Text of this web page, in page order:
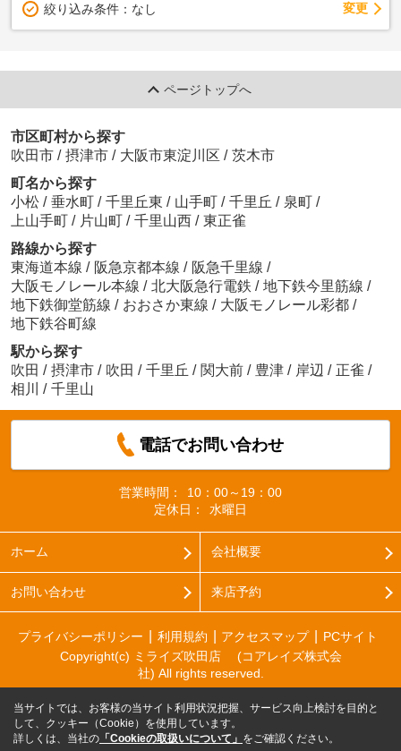
絞り込み条件： なし 変更
ページトップへ
市区町村から探す
吹田市 / 摂津市 / 大阪市東淀川区 / 茨木市
町名から探す
小松 / 垂水町 / 千里丘東 / 山手町 / 千里丘 / 泉町 /
上山手町 / 片山町 / 千里山西 / 東正雀
路線から探す
東海道本線 / 阪急京都本線 / 阪急千里線 /
大阪モノレール本線 / 北大阪急行電鉄 / 地下鉄今里筋線 /
地下鉄御堂筋線 / おおさか東線 / 大阪モノレール彩都 /
地下鉄谷町線
駅から探す
吹田 / 摂津市 / 吹田 / 千里丘 / 関大前 / 豊津 / 岸辺 / 正雀 /
相川
/ 千里山
電話でお問い合わせ
営業時間：
10：00～19：00
定休日：
水曜日
ホーム 会社概要
お問い合わせ 来店予約
プライバシーポリシー 利用規約 アクセスマップ
PCサイト
Copyright(c) ミライズ吹田店 (コアレイズ株式会
社) All rights reserved.
当サイトでは、お客様の当サイト利用状況把握、サービス向上検討を目的と
して、クッキー（Cookie）を使用しています。
詳しくは、当社の 「Cookieの取扱いについて」 をご確認ください。